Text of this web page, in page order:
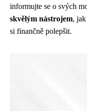
informujte se o svých
skvělým nástrojem,
si finančně polepšit.